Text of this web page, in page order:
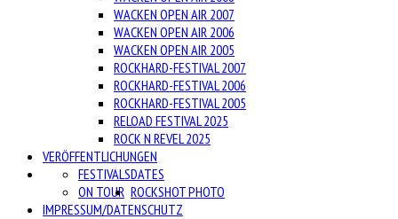
WACKEN OPEN AIR 2007
WACKEN OPEN AIR 2006
WACKEN OPEN AIR 2005
ROCKHARD-FESTIVAL 2007
ROCKHARD-FESTIVAL 2006
ROCKHARD-FESTIVAL 2005
RELOAD FESTIVAL 2025
ROCK N REVEL 2025
VERÖFFENTLICHUNGEN
DATES
FESTIVALS
ON TOUR ROCKSHOT PHOTO
IMPRESSUM/DATENSCHUTZ